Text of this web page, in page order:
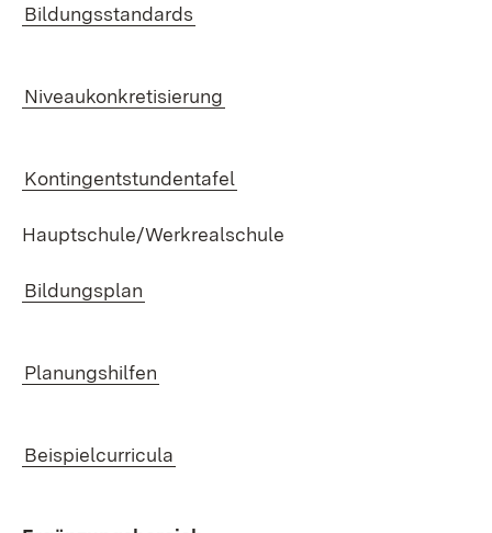
Bil­dungs­stan­dards
Ni­veau­kon­kre­ti­sie­rung
Kon­tin­gent­stun­den­ta­fel
Haupt­schu­le/Werk­re­al­schu­le
Bil­dungs­plan
Pla­nungs­hil­fen
Bei­spiel­cur­ri­cu­la